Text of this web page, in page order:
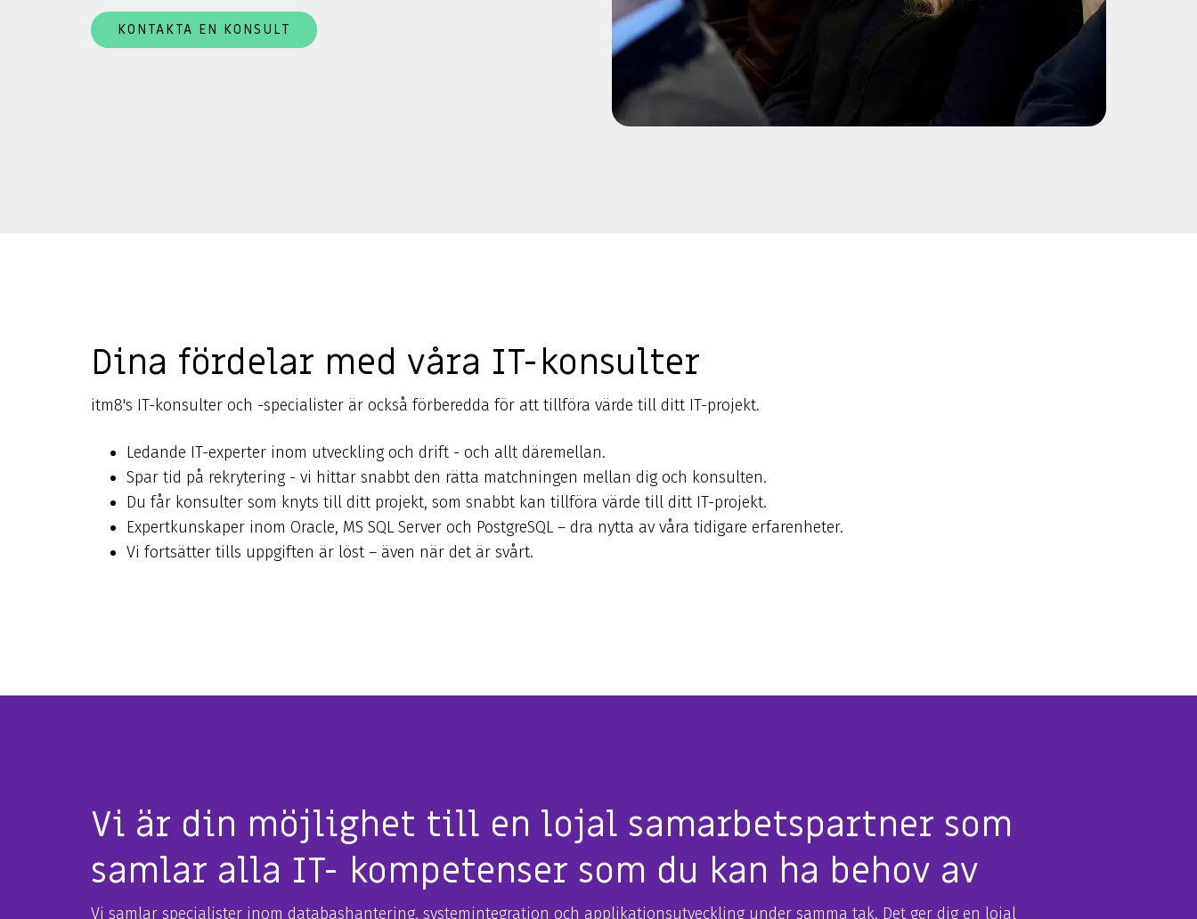
KONTAKTA EN KONSULT
Dina fördelar med våra IT-konsulter
itm8's IT-konsulter och -specialister är också förberedda för att tillföra värde till ditt IT-projekt.
Ledande IT-experter inom utveckling och drift - och allt däremellan.
Spar tid på rekrytering - vi hittar snabbt den rätta matchningen mellan dig och konsulten.
Du får konsulter som knyts till ditt projekt, som snabbt kan tillföra värde till ditt IT-projekt.
Expertkunskaper inom Oracle, MS SQL Server och PostgreSQL – dra nytta av våra tidigare erfarenheter.
Vi fortsätter tills uppgiften är löst – även när det är svårt.
Vi är din möjlighet till en lojal samarbetspartner som
samlar alla IT- kompetenser som du kan ha behov av
Vi samlar specialister inom databashantering, systemintegration och applikationsutveckling under samma tak. Det ger dig en lojal